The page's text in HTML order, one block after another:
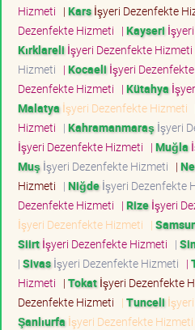
Hizmeti | Karsİşyeri Dezenfekte
Dezenfekte Hizmeti | Kayseri
Kırklareli İşyeri Dezenfekte Hizmeti
Hizmeti | Kocaeli İşyeri
Dezenfekte Hizmeti | Kütahya
Malatya İşyeri Dezenfekte Hizmeti
Hizmeti | Kahramanmaraş İşyeri
İşyeri Dezenfekte Hizmeti | Muğla
Muş İşyeri Dezenfekte Hizmeti |
Hizmeti | Niğdeİşyeri Dezenfekte
Dezenfekte Hizmeti | Rizeİşyeri
İşyeri Dezenfekte Hizmeti |
Siirtİşyeri Dezenfekte Hizmeti |
| Sivasİşyeri Dezenfekte Hizmeti |
Hizmeti | Tokatİşyeri Dezenfekte
Dezenfekte Hizmeti | Tunceli
Şanlıurfa İşyeri Dezenfekte Hizmeti